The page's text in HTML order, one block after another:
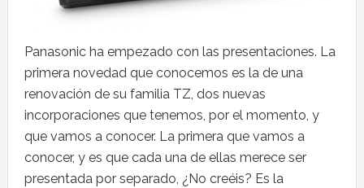
Panasonic ha empezado con las presentaciones. La
primera novedad que conocemos es la de una
renovación de su familia TZ, dos nuevas
incorporaciones que tenemos, por el momento, y
que vamos a conocer. La primera que vamos a
conocer, y es que cada una de ellas merece ser
presentada por separado, ¿No creéis? Es la